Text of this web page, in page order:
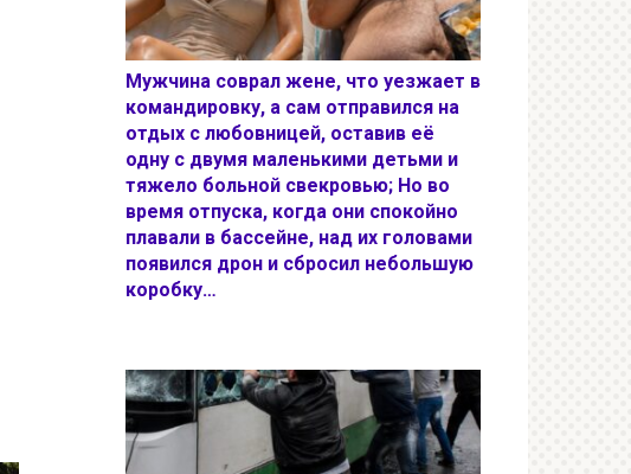
Мужчина соврал жене, что уезжает в
командировку, а сам отправился на
отдых с любовницей, оставив её
одну с двумя маленькими детьми и
тяжело больной свекровью; Но во
время отпуска, когда они спокойно
плавали в бассейне, над их головами
появился дрон и сбросил небольшую
коробку…